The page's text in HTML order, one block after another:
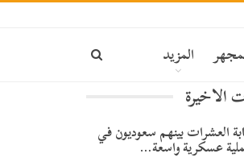
المزيد
الاخيرة
العشرات بينهم سعوديون في
عسكرية واسعة…